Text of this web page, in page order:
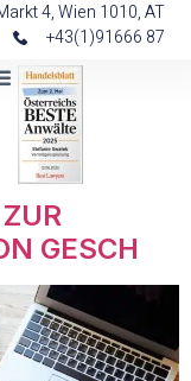
4, Wien 1010, AT
+43(1)91666 87
GESCH